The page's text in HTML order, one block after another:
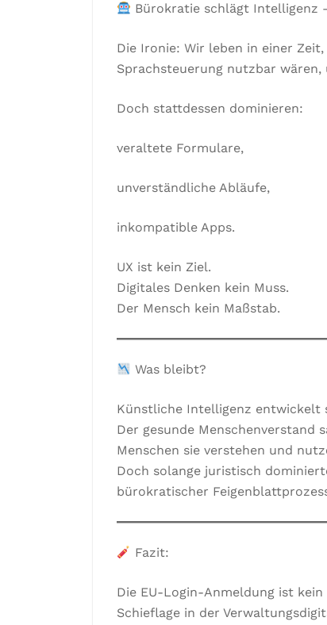
Bürokratie schlägt Intelligenz
Die Ironie: Wir leben in einer
Sprachsteuerung nutzbar
Doch stattdessen dominieren:
veraltete Formulare,
unverständliche Abläufe,
inkompatible Apps.
UX ist kein Ziel.
Digitales Denken kein Muss.
Der Mensch kein Maßstab.
Was bleibt?
Künstliche Intelligenz entwickelt
Der gesunde Menschenverstand
Menschen sie verstehen und
Doch solange juristisch
bürokratischer
Fazit:
Die EU-Login-Anmeldung ist
Schieflage in der